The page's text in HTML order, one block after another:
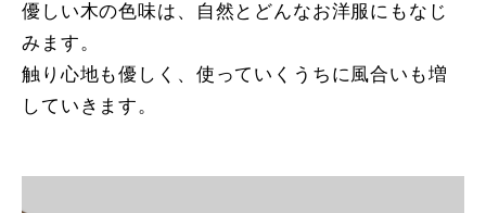
優しい木の色味は、自然とどんなお洋服にもなじ
みます。
触り心地も優しく、使っていくうちに風合いも増
していきます。